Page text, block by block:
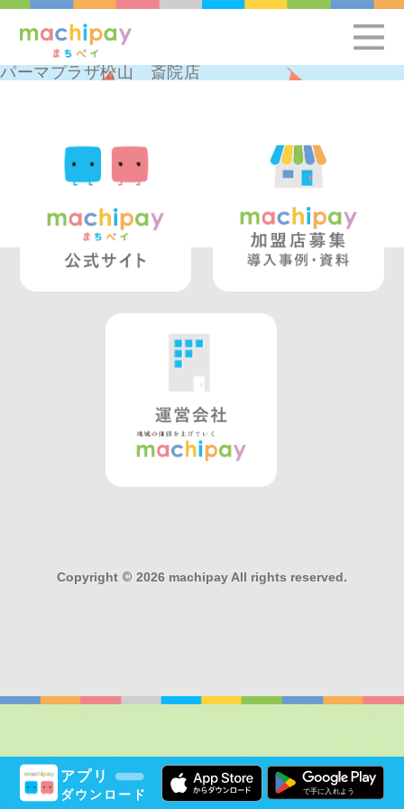
アプリ
ダウンロード
パーマプラザ松山 斎院店
Copyright © 2026 machipay All rights reserved.